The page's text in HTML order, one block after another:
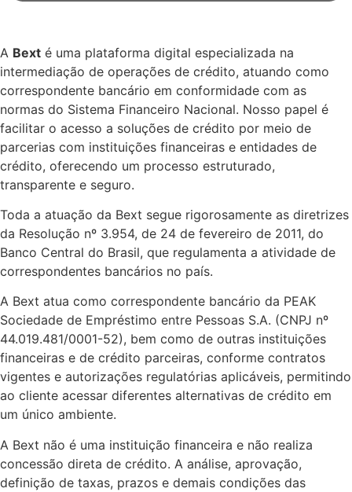
A Bext é uma plataforma digital especializada na
intermediação de operações de crédito, atuando como
correspondente bancário em conformidade com as
normas do Sistema Financeiro Nacional. Nosso papel é
facilitar o acesso a soluções de crédito por meio de
parcerias com instituições financeiras e entidades de
crédito, oferecendo um processo estruturado,
transparente e seguro.
Toda a atuação da Bext segue rigorosamente as diretrizes
da Resolução nº 3.954, de 24 de fevereiro de 2011, do
Banco Central do Brasil, que regulamenta a atividade de
correspondentes bancários no país.
A Bext atua como correspondente bancário da PEAK
Sociedade de Empréstimo entre Pessoas S.A. (CNPJ nº
44.019.481/0001-52), bem como de outras instituições
financeiras e de crédito parceiras, conforme contratos
vigentes e autorizações regulatórias aplicáveis, permitindo
ao cliente acessar diferentes alternativas de crédito em
um único ambiente.
A Bext não é uma instituição financeira e não realiza
concessão direta de crédito. A análise, aprovação,
definição de taxas, prazos e demais condições das